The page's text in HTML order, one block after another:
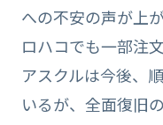
への不安の声が上
ロハコでも一部注
アスクルは今後、
いるが、全面復旧